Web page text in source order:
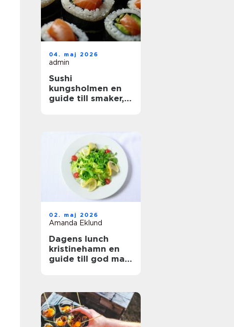
04. maj 2026
admin
Sushi
kungsholmen en
guide till smaker,
02. maj 2026
Amanda Eklund
Dagens lunch
kristinehamn en
guide till god mat